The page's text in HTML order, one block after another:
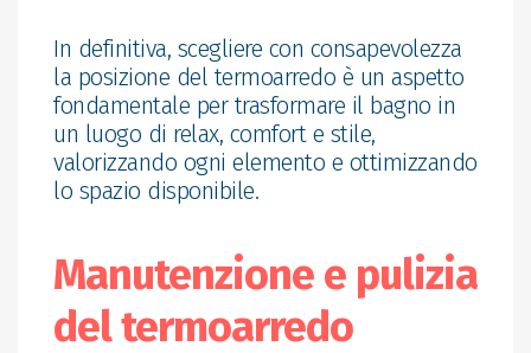
In definitiva, scegliere con consapevolezza
la posizione del termoarredo è un aspetto
fondamentale per trasformare il bagno in
un luogo di relax, comfort e stile,
valorizzando ogni elemento e ottimizzando
lo spazio disponibile.
Manutenzione e pulizia
del termoarredo